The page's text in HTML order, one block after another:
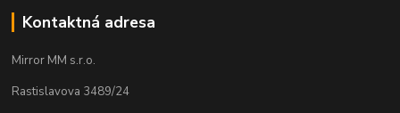
Kontaktná adresa
Mirror MM s.r.o.
Rastislavova 3489/24